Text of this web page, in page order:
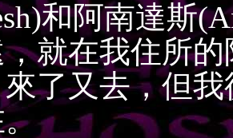
和阿南達斯
就在我住所
了又去，但